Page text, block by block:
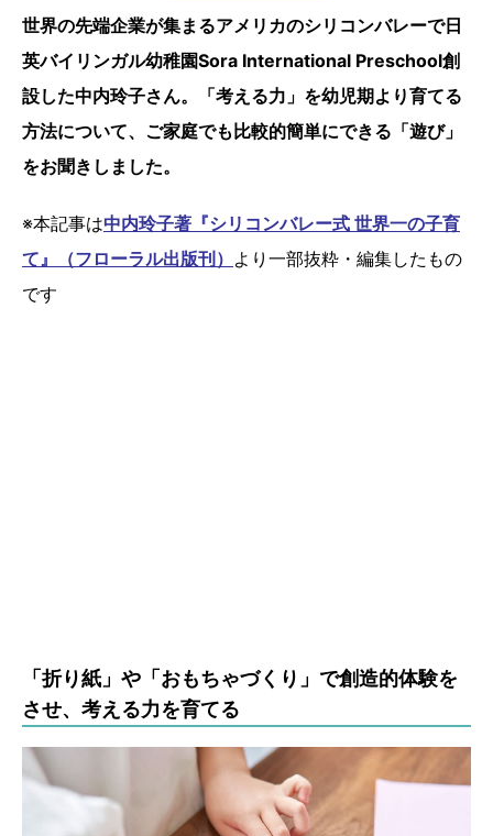
世界の先端企業が集まるアメリカのシリコンバレーで日
英バイリンガル幼稚園Sora International Preschool創
設した中内玲子さん。「考える力」を幼児期より育てる
方法について、ご家庭でも比較的簡単にできる「遊び」
をお聞きしました。
※本記事は中内玲子著『シリコンバレー式 世界一の子育
て』（フローラル出版刊） より一部抜粋・編集したもの
です
「折り紙」や「おもちゃづくり」で創造的体験を
させ、考える力を育てる